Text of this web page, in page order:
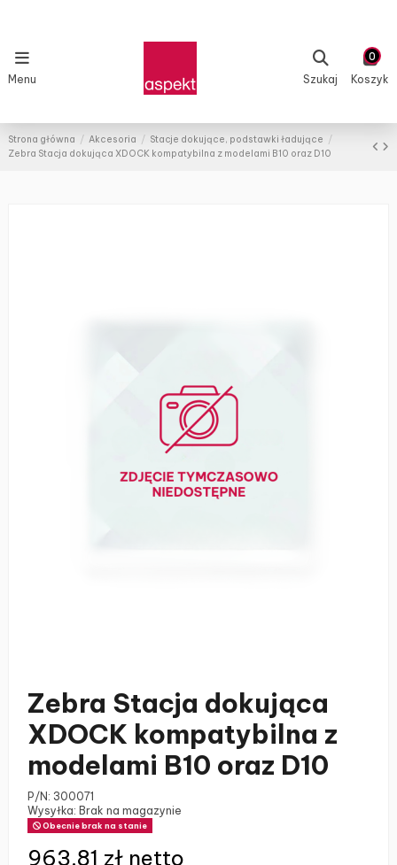
Menu Szukaj
0
Koszyk
Strona główna Akcesoria
Stacje dokujące, podstawki ładujące
Zebra Stacja dokująca XDOCK kompatybilna z modelami B10 oraz D10
Zebra Stacja dokująca
XDOCK kompatybilna z
modelami B10 oraz D10
P/N: 300071
Wysyłka: Brak na magazynie
Obecnie brak na stanie
963,81 zł netto